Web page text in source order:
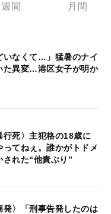
週間 月間
いなくて…」猛暑のナイ
た異変…港区女子が明か
行死〉主犯格の18歳に
てねぇ。誰かがトドメ
れた“他責ぶり”
発〉「刑事告発したのは